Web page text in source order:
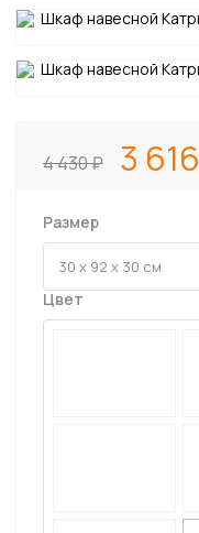
4 430 3 616
Размер
Цвет